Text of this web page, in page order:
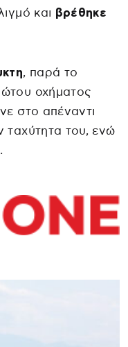
και βρέθηκε
, παρά το
οχήματος
στο απέναντι
ταχύτητα του, ενώ